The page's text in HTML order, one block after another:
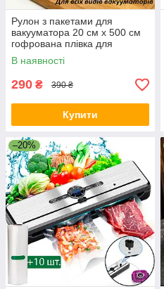
Рулон з пакетами для
вакууматора 20 см х 500 см
гофрована плівка для
пакування їжі
В наявності
290 ₴ 390 ₴
Купити
–20%